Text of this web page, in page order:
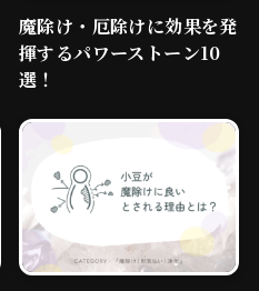
魔除け・厄除けに効果を発
揮するパワーストーン10
選！